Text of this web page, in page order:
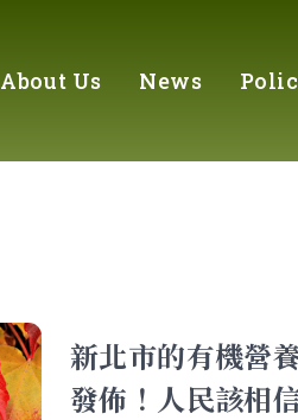
About Us News
新北市的有機營
發佈！人民該相